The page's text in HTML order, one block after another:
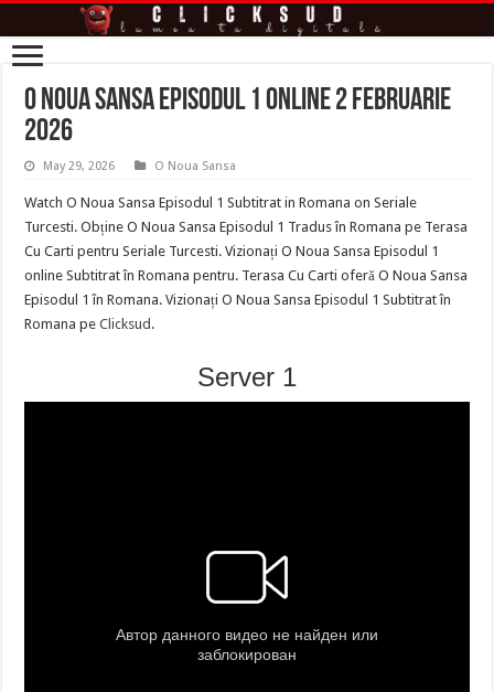
O Noua Sansa Episodul 1 online 2 februarie
2026
May 29, 2026 O Noua Sansa
Watch O Noua Sansa Episodul 1 Subtitrat in Romana on Seriale
Turcesti. Obține O Noua Sansa Episodul 1 Tradus în Romana pe Terasa
Cu Carti pentru Seriale Turcesti. Vizionați O Noua Sansa Episodul 1
online Subtitrat în Romana pentru. Terasa Cu Carti oferă O Noua Sansa
Episodul 1 în Romana. Vizionați O Noua Sansa Episodul 1 Subtitrat în
Romana peClicksud .
Server 1